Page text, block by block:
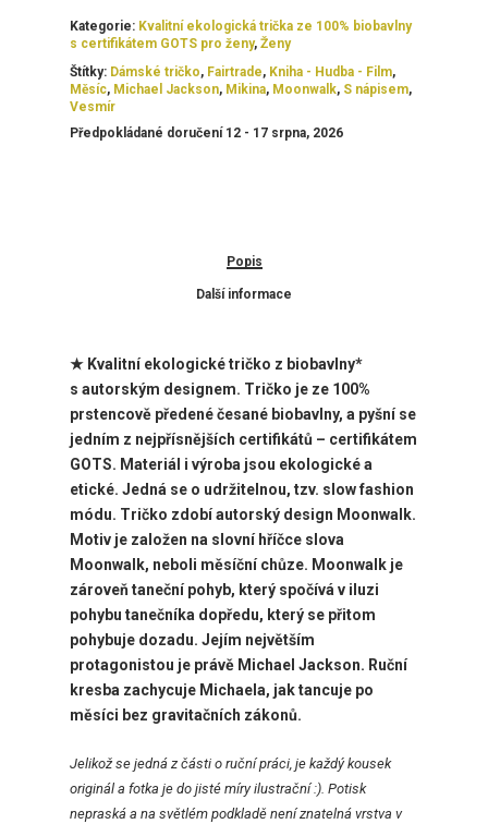
Kategorie: Kvalitní ekologická trička ze 100% biobavlny
s certifikátem GOTS pro ženy, Ženy
Štítky: Dámské tričko, Fairtrade, Kniha - Hudba - Film,
Měsíc, Michael Jackson, Mikina, Moonwalk, S nápisem,
Vesmír
Předpokládané doručení 12 - 17 srpna, 2026
Popis
Další informace
★ Kvalitní ekologické tričko z biobavlny*
s autorským designem. Tričko je ze 100%
prstencově předené česané biobavlny, a pyšní se
jedním z nejpřísnějších certifikátů – certifikátem
GOTS. Materiál i výroba jsou ekologické a
etické. Jedná se o udržitelnou, tzv. slow fashion
módu. Tričko zdobíautorský design Moonwalk.
Motiv je založen na slovní hříčce slova
Moonwalk, neboli měsíční chůze. Moonwalk je
zároveň taneční pohyb, který spočívá v iluzi
pohybu tanečníka dopředu, který se přitom
pohybuje dozadu. Jejím největším
protagonistou je právě Michael Jackson. Ruční
kresba zachycuje Michaela, jak tancuje po
měsíci bez gravitačních zákonů.
Jelikož se jedná z části o ruční práci, je každý kousek
originál a fotka je do jisté míry ilustrační :). Potisk
nepraská a na světlém podkladě není znatelná vrstva v